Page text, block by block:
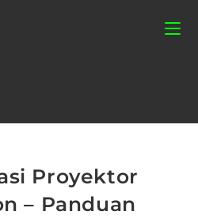
Proyektor
– Panduan